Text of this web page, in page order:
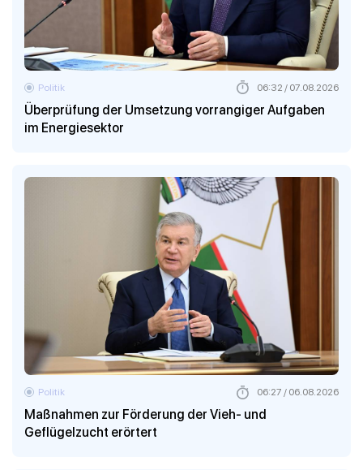
Überprüfung der Umsetzung vorrangiger Aufgaben
im Energiesektor
Politik 06:32 / 07.08.2026
Maßnahmen zur Förderung der Vieh- und
Geflügelzucht erörtert
Politik 06:27 / 06.08.2026